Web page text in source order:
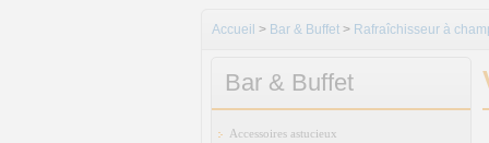
Accueil > Bar & Buffet > Rafraîchisseur à
Bar & Buffet
Accessoires astucieux